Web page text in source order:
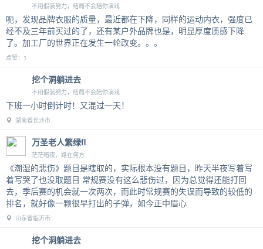
不用假装努力，结局不会陪你演戏
呃，发现品牌衣服的质量，最近都在下降，同样的运动内衣，强度已
经不及三年前买过的了，还有某户外品牌也是，明显厚度质感下降
了。加工厂的世界正在发生一轮改变。。。
点赞：1
挖个洞躺进去
不用假装努力，结局不会陪你演戏
下班一小时倒计时！又混过一天！
湖南省长沙市
万圣老人繁绿fl
茫茫暗夜，路在何方
《潮湿的悲伤》题目是瞎取的，实际根本没有题目，昨天半夜写着写
着写哭了也没取题目 常规赛没有这么悲伤过，因为总觉得还能打回
去，季后赛的机会就一次两次，而此时常规赛的失误而导致的较低的
排名，就好像一颗很早打出的子弹，如今正中眉心
山东省临沂市
挖个洞躺进去